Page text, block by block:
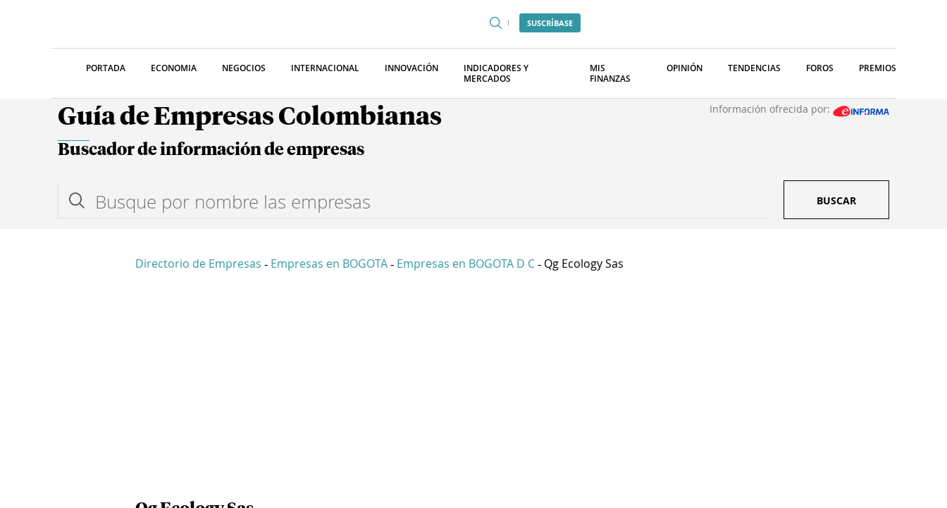
SUSCRÍBASE
PORTADA ECONOMIA NEGOCIOS INTERNACIONAL INNOVACIÓN
INDICADORES Y
MERCADOS
MIS
FINANZAS
OPINIÓN TENDENCIAS FOROS PREMIOS
Guía de Empresas Colombianas Información ofrecida por:
Buscador de información de empresas
BUSCAR
Directorio de Empresas - Empresas en BOGOTA - Empresas en BOGOTA D C - Qg Ecology Sas